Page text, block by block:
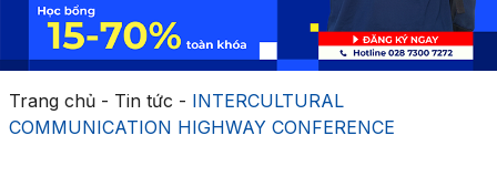
Trang chủ- Tin tức - INTERCULTURAL
COMMUNICATION HIGHWAY CONFERENCE